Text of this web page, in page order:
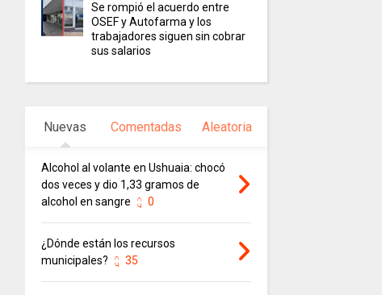
Se rompió el acuerdo entre
OSEF y Autofarma y los
trabajadores siguen sin cobrar
sus salarios
Nuevas Comentadas Aleatoria
Alcohol al volante en Ushuaia: chocó
dos veces y dio 1,33 gramos de
alcohol en sangre
0
¿Dónde están los recursos
municipales?
35